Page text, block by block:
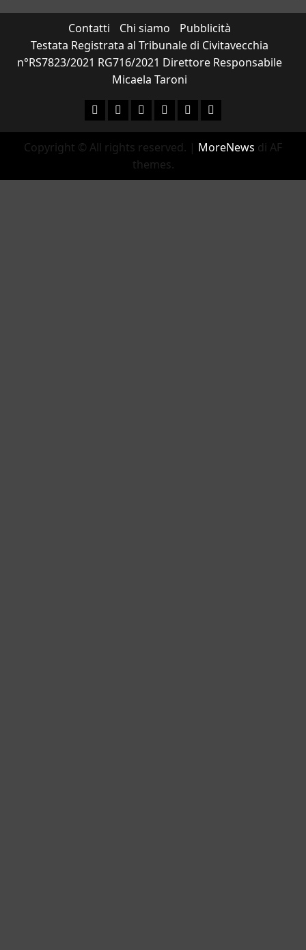
Contatti Chi siamo
Pubblicità
Testata Registrata al Tribunale di Civitavecchia
n°RS7823/2021 RG716/2021 Direttore Responsabile
Micaela Taroni
FacebookInstagram
YouTubeTwitterEmailEnte Parco
Copyright © All rights reserved. | MoreNews di AF
themes.